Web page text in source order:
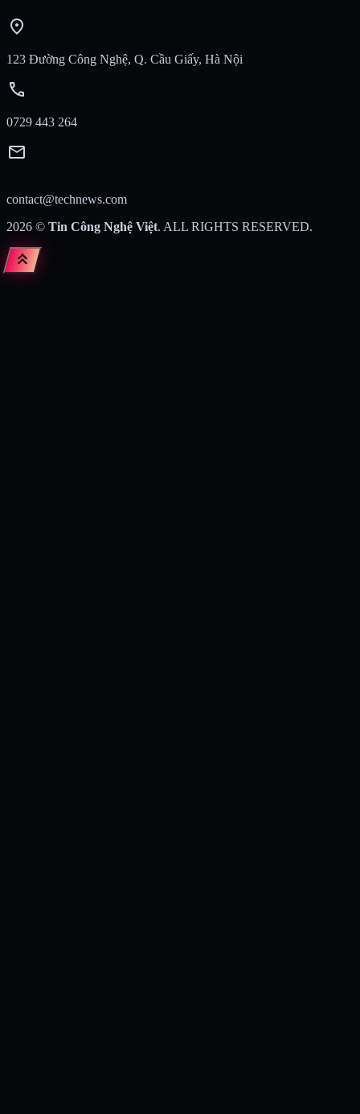
location_on
123 Đường Công Nghệ, Q. Cầu Giấy, Hà Nội
call
0729 443 264
mail
contact@technews.com
2026 © Tin Công Nghệ Việt. ALL RIGHTS RESERVED.
keyboard_double_arrow_up